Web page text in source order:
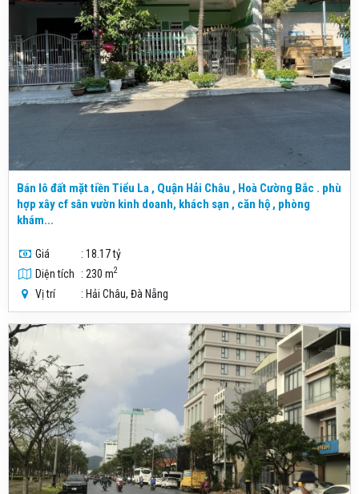
Bán lô đất mặt tiền Tiểu La , Quận Hải Châu , Hoà Cường Bắc . phù
hợp xây cf sân vườn kinh doanh, khách sạn , căn hộ , phòng
khám...
Giá
: 18.17 tỷ
Diện tích
: 230 m2
Vị trí : Hải Châu, Đà Nẵng